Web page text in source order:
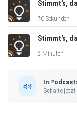
70 Sekunden
2 Minuten
In
Schalte jetzt